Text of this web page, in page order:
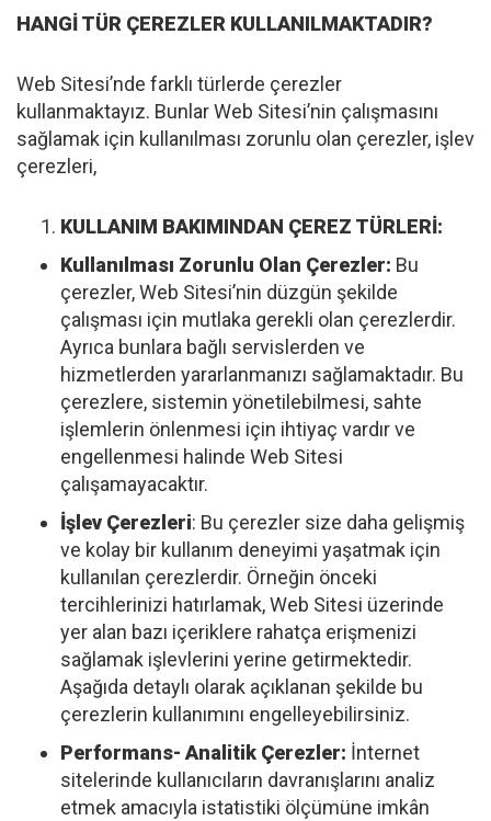
HANGİ TÜR ÇEREZLER KULLANILMAKTADIR?
Web Sitesi’nde farklı türlerde çerezler
kullanmaktayız. Bunlar Web Sitesi’nin çalışmasını
sağlamak için kullanılması zorunlu olan çerezler, işlev
çerezleri,
KULLANIM BAKIMINDAN ÇEREZ TÜRLERİ:
Kullanılması Zorunlu Olan Çerezler: Bu
çerezler, Web Sitesi’nin düzgün şekilde
çalışması için mutlaka gerekli olan çerezlerdir.
Ayrıca bunlara bağlı servislerden ve
hizmetlerden yararlanmanızı sağlamaktadır. Bu
çerezlere, sistemin yönetilebilmesi, sahte
işlemlerin önlenmesi için ihtiyaç vardır ve
engellenmesi halinde Web Sitesi
çalışamayacaktır.
İşlev Çerezleri: Bu çerezler size daha gelişmiş
ve kolay bir kullanım deneyimi yaşatmak için
kullanılan çerezlerdir. Örneğin önceki
tercihlerinizi hatırlamak, Web Sitesi üzerinde
yer alan bazı içeriklere rahatça erişmenizi
sağlamak işlevlerini yerine getirmektedir.
Aşağıda detaylı olarak açıklanan şekilde bu
çerezlerin kullanımını engelleyebilirsiniz.
Performans- Analitik Çerezler: İnternet
sitelerinde kullanıcıların davranışlarını analiz
etmek amacıyla istatistiki ölçümüne imkân